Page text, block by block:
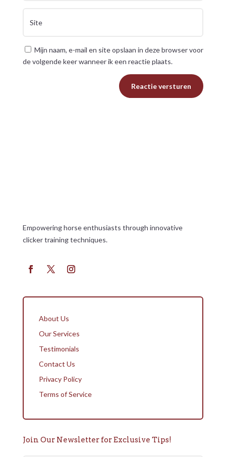
Mijn naam, e-mail en site opslaan in deze browser voor
de volgende keer wanneer ik een reactie plaats.
Reactie versturen
Empowering horse enthusiasts through innovative
clicker training techniques.
About Us
Our Services
Testimonials
Contact Us
Privacy Policy
Terms of Service
Join Our Newsletter for Exclusive Tips!